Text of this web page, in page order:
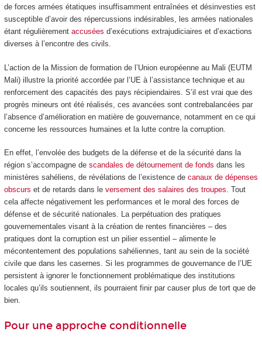
de forces armées étatiques insuffisamment entraînées et désinvesties est
susceptible d’avoir des répercussions indésirables, les armées nationales
étant régulièrement accusées d’exécutions extrajudiciaires et d’exactions
diverses à l’encontre des civils.
L’action de la Mission de formation de l’Union européenne au Mali (EUTM
Mali) illustre la priorité accordée par l’UE à l’assistance technique et au
renforcement des capacités des pays récipiendaires. S’il est vrai que des
progrès mineurs ont été réalisés, ces avancées sont contrebalancées par
l’absence d’amélioration en matière de gouvernance, notamment en ce qui
concerne les ressources humaines et la lutte contre la corruption.
En effet, l’envolée des budgets de la défense et de la sécurité dans la
région s’accompagne de scandales de détournement de fonds dans les
ministères sahéliens, de révélations de l’existence de canaux de dépenses
obscurs et de retards dans le versement des salaires des troupes. Tout
cela affecte négativement les performances et le moral des forces de
défense et de sécurité nationales. La perpétuation des pratiques
gouvernementales visant à la création de rentes financières – des
pratiques dont la corruption est un pilier essentiel – alimente le
mécontentement des populations sahéliennes, tant au sein de la société
civile que dans les casernes. Si les programmes de gouvernance de l’UE
persistent à ignorer le fonctionnement problématique des institutions
locales qu’ils soutiennent, ils pourraient finir par causer plus de tort que de
bien.
Pour une approche conditionnelle